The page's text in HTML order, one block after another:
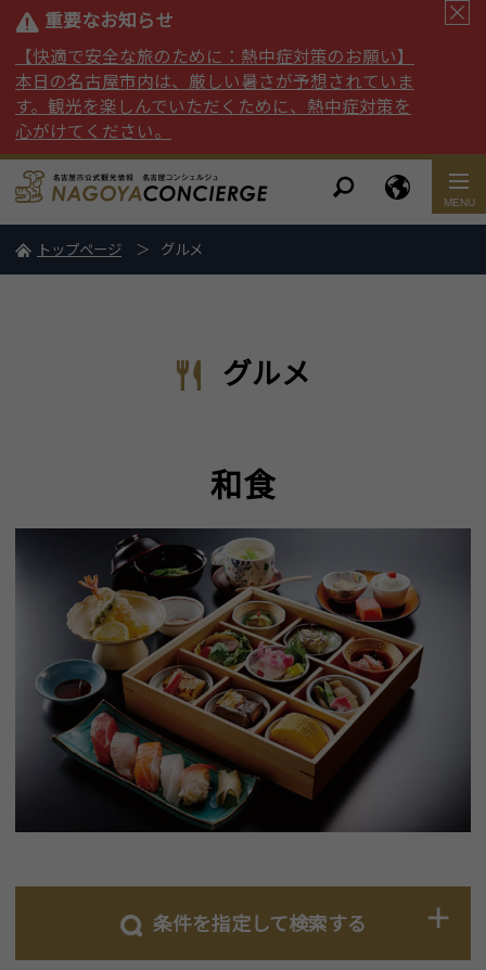
重要なお知らせ
【快適で安全な旅のために：熱中症対策のお願い】
本日の名古屋市内は、厳しい暑さが予想されていま
す。観光を楽しんでいただくために、熱中症対策を
心がけてください。
トップページ グルメ
グルメ
和食
条件を指定して検索する